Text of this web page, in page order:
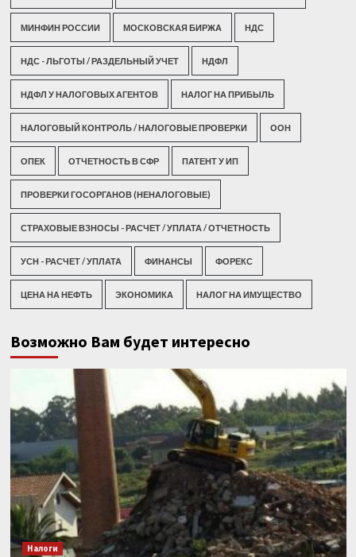
МИНФИН РОССИИ МОСКОВСКАЯ БИРЖА НДС
НДС - ЛЬГОТЫ / РАЗДЕЛЬНЫЙ УЧЕТ НДФЛ
НДФЛ У НАЛОГОВЫХ АГЕНТОВ НАЛОГ НА ПРИБЫЛЬ
НАЛОГОВЫЙ КОНТРОЛЬ / НАЛОГОВЫЕ ПРОВЕРКИ ООН
ОПЕК ОТЧЕТНОСТЬ В СФР ПАТЕНТ У ИП
ПРОВЕРКИ ГОСОРГАНОВ (НЕНАЛОГОВЫЕ)
СТРАХОВЫЕ ВЗНОСЫ - РАСЧЕТ / УПЛАТА / ОТЧЕТНОСТЬ
УСН - РАСЧЕТ / УПЛАТА ФИНАНСЫ ФОРЕКС
ЦЕНА НА НЕФТЬ ЭКОНОМИКА НАЛОГ НА ИМУЩЕСТВО
Возможно Вам будет интересно
Налоги